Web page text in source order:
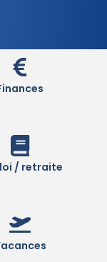
/ retraite